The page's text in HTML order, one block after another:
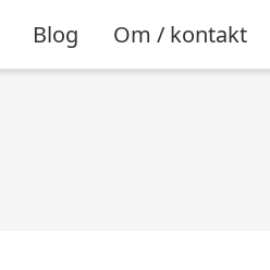
Blog Om / kontakt